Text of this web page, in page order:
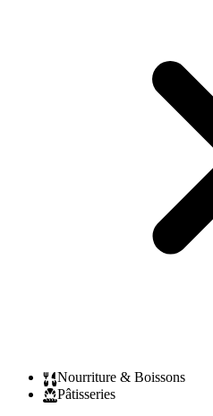
Nourriture & Boissons
Pâtisseries